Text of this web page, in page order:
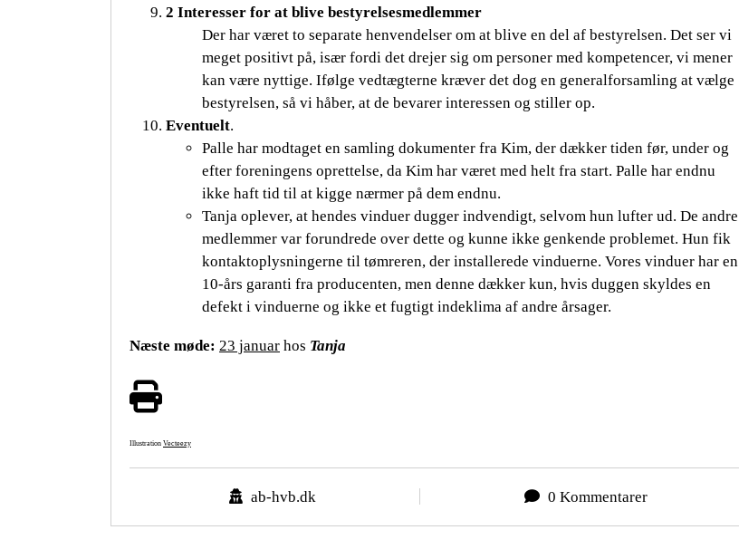
2 Interesser for at blive bestyrelsesmedlemmer
Der har været to separate henvendelser om at blive en del af bestyrelsen. Det ser vi
meget positivt på, især fordi det drejer sig om personer med kompetencer, vi mener
kan være nyttige. Ifølge vedtægterne kræver det dog en generalforsamling at vælge
bestyrelsen, så vi håber, at de bevarer interessen og stiller op.
Eventuelt.
Palle har modtaget en samling dokumenter fra Kim, der dækker tiden før, under og
efter foreningens oprettelse, da Kim har været med helt fra start. Palle har endnu
ikke haft tid til at kigge nærmer på dem endnu.
Tanja oplever, at hendes vinduer dugger indvendigt, selvom hun lufter ud. De andre
medlemmer var forundrede over dette og kunne ikke genkende problemet. Hun fik
kontaktoplysningerne til tømreren, der installerede vinduerne. Vores vinduer har en
10-års garanti fra producenten, men denne dækker kun, hvis duggen skyldes en
defekt i vinduerne og ikke et fugtigt indeklima af andre årsager.
Næste møde: 23 januar hos Tanja
Illustration Vecteezy
ab-hvb.dk 0 Kommentarer